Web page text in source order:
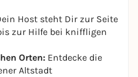
Host steht Dir zur Seite
zur Hilfe bei kniffligen
Orten: Entdecke die
Altstadt